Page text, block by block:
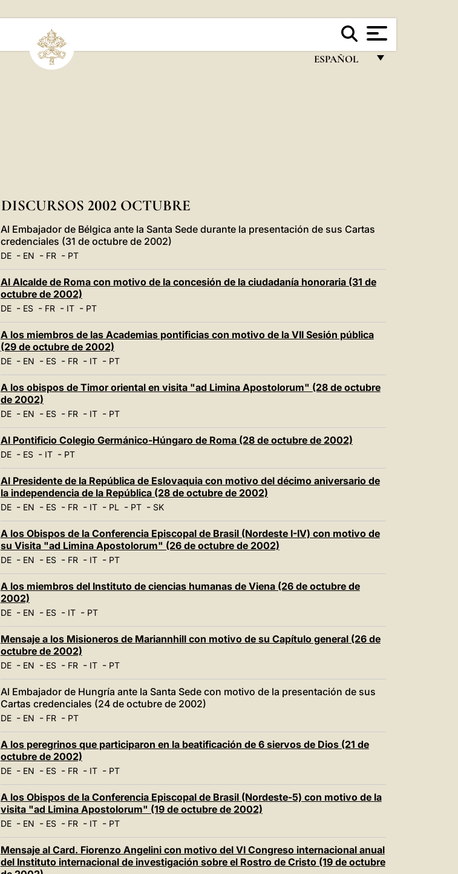
ESPAÑOL
POLSKI
中文
DISCURSOS 2002 OCTUBRE
Al Embajador de Bélgica ante la Santa Sede durante la presentación de sus Cartas
credenciales (31 de octubre de 2002)
DE- EN - FR- PT
Al Alcalde de Roma con motivo de la concesión de la ciudadanía honoraria (31 de
octubre de 2002)
DE- ES- FR- IT- PT
A los miembros de las Academias pontificias con motivo de la VII Sesión pública
(29 de octubre de 2002)
DE- EN - ES- FR- IT- PT
A los obispos de Timor oriental en visita "ad Limina Apostolorum" (28 de octubre
de 2002)
DE- EN - ES- FR- IT- PT
Al Pontificio Colegio Germánico-Húngaro de Roma (28 de octubre de 2002)
DE- ES- IT- PT
Al Presidente de la República de Eslovaquia con motivo del décimo aniversario de
la independencia de la República (28 de octubre de 2002)
DE- EN - ES- FR- IT- PL- PT- SK
A los Obispos de la Conferencia Episcopal de Brasil (Nordeste I-IV) con motivo de
su Visita "ad Limina Apostolorum" (26 de octubre de 2002)
DE- EN - ES- FR- IT- PT
A los miembros del Instituto de ciencias humanas de Viena (26 de octubre de
2002)
DE- EN - ES- IT- PT
Mensaje a los Misioneros de Mariannhill con motivo de su Capítulo general (26 de
octubre de 2002)
DE- EN - ES- FR- IT- PT
Al Embajador de Hungría ante la Santa Sede con motivo de la presentación de sus
Cartas credenciales (24 de octubre de 2002)
DE- EN - FR- PT
A los peregrinos que participaron en la beatificación de 6 siervos de Dios (21 de
octubre de 2002)
DE- EN - ES- FR- IT- PT
A los Obispos de la Conferencia Episcopal de Brasil (Nordeste-5) con motivo de la
visita "ad Limina Apostolorum" (19 de octubre de 2002)
DE- EN - ES- FR- IT- PT
Mensaje al Card. Fiorenzo Angelini con motivo del VI Congreso internacional anual
del Instituto internacional de investigación sobre el Rostro de Cristo (19 de octubre